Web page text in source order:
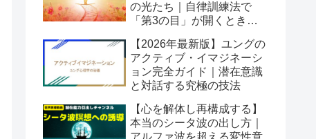
の光たち｜自律訓練法で
「第3の目」が開くとき潜
【2026年最新版】ユングの
アクティブ・イマジネーシ
ョン完全ガイド｜潜在意識
と対話する究極の技法
【心を解体し再構成する】
本当のシータ波の出し方｜